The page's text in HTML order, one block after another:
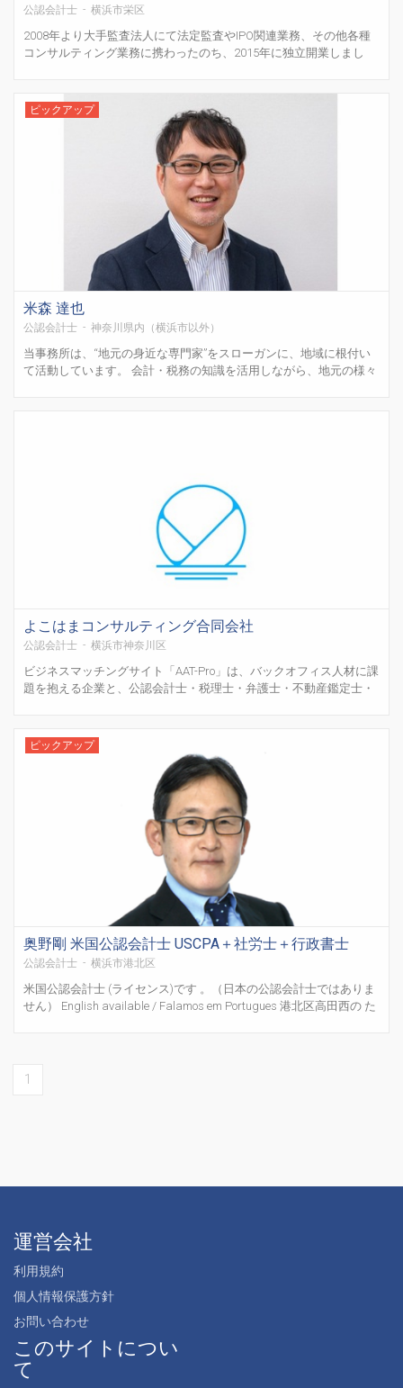
公認会計士 - 横浜市栄区
2008年より大手監査法人にて法定監査やIPO関連業務、その他各種
コンサルティング業務に携わったのち、2015年に独立開業しまし
ライアントの経営課題解決のため、会社メンバーに伴走...
ピックアップ
米森 達也
公認会計士 - 神奈川県内（横浜市以外）
当事務所は、“地元の身近な専門家”をスローガンに、地域に根付い
て活動しています。 会計・税務の知識を活用しながら、地元の様々
よこはまコンサルティング合同会社
公認会計士 - 横浜市神奈川区
ビジネスマッチングサイト「AAT-Pro」は、バックオフィス人材に課
題を抱える企業と、公認会計士・税理士・弁護士・不動産鑑定士・
脱却可能。手数料は割安の20％のみで、企業から特定プロ...
ピックアップ
奥野剛 米国公認会計士 USCPA＋社労士＋行政書士
公認会計士 - 横浜市港北区
米国公認会計士 (ライセンス)です 。（日本の公認会計士ではありま
せん） English available / Falamos em Portugues 港北区高田西の た
1
運営会社
利用規約
個人情報保護方針
お問い合わせ
このサイトについ
て